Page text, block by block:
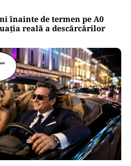
înainte de termen pe A0
reală a descărcărilor